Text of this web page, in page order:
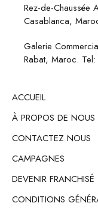
Rez-de-Chaussée
Casablanca,
Galerie
Rabat, Maroc. Tel:
ACCUEIL
À PROPOS DE NOUS
CONTACTEZ NOUS
CAMPAGNES
DEVENIR FRANCHISÉ
CONDITIONS